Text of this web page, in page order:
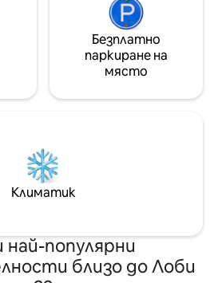
Безплатно
паркиране на
място
Климатик
най-популярни
близо до Лоби